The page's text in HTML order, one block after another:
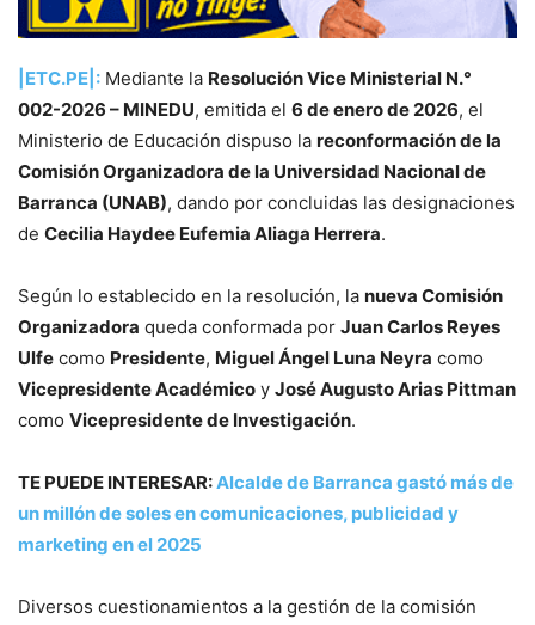
|ETC.PE|: Mediante la Resolución Vice Ministerial N.°
002-2026 – MINEDU, emitida el 6 de enero de 2026, el
Ministerio de Educación dispuso la reconformación de la
Comisión Organizadora de la Universidad Nacional de
Barranca (UNAB), dando por concluidas las designaciones
de Cecilia Haydee Eufemia Aliaga Herrera.
Según lo establecido en la resolución, la nueva Comisión
Organizadora queda conformada por Juan Carlos Reyes
Ulfe como Presidente, Miguel Ángel Luna Neyra como
Vicepresidente Académico y José Augusto Arias Pittman
como Vicepresidente de Investigación.
TE PUEDE INTERESAR:Alcalde de Barranca gastó más de
un millón de soles en comunicaciones, publicidad y
marketing en el 2025
Diversos cuestionamientos a la gestión de la comisión